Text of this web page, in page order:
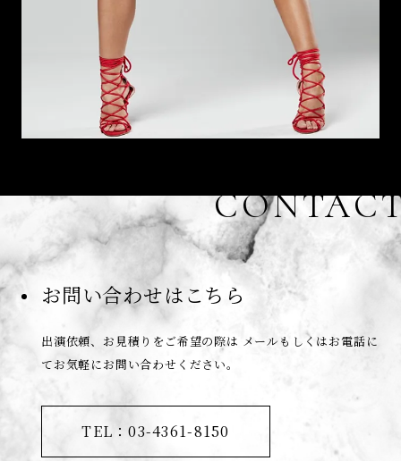
お問い合わせはこちら
出演依頼、お見積りをご希望の際は メールもしくはお電話に
てお気軽にお問い合わせください。
TEL：03-4361-8150